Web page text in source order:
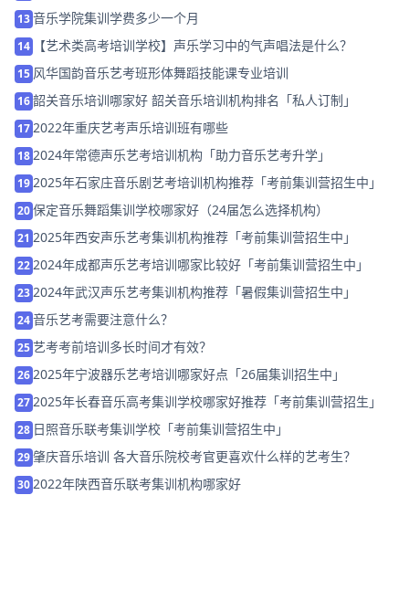
13音乐学院集训学费多少一个月
14 【艺术类高考培训学校】声乐学习中的气声唱法是什么？
15 风华国韵音乐艺考班形体舞蹈技能课专业培训
16韶关音乐培训哪家好 韶关音乐培训机构排名「私人订制」
17 2022年重庆艺考声乐培训班有哪些
18 2024年常德声乐艺考培训机构「助力音乐艺考升学」
19 2025年石家庄音乐剧艺考培训机构推荐「考前集训营招生中」
20保定音乐舞蹈集训学校哪家好（24届怎么选择机构）
21 2025年西安声乐艺考集训机构推荐「考前集训营招生中」
22 2024年成都声乐艺考培训哪家比较好「考前集训营招生中」
23 2024年武汉声乐艺考集训机构推荐「暑假集训营招生中」
24音乐艺考需要注意什么？
25艺考考前培训多长时间才有效？
26 2025年宁波器乐艺考培训哪家好点「26届集训招生中」
27 2025年长春音乐高考集训学校哪家好推荐「考前集训营招生」
28 日照音乐联考集训学校「考前集训营招生中」
29肇庆音乐培训 各大音乐院校考官更喜欢什么样的艺考生？
30 2022年陕西音乐联考集训机构哪家好